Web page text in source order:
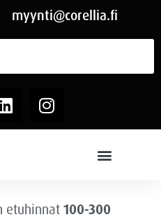
myynti@corellia.fi
etuhinnat 100-300